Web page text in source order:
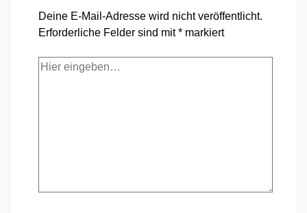
Deine E-Mail-Adresse wird nicht veröffentlicht.
Erforderliche Felder sind mit* markiert
Hier